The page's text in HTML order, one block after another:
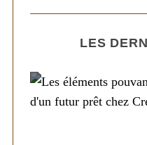
LES